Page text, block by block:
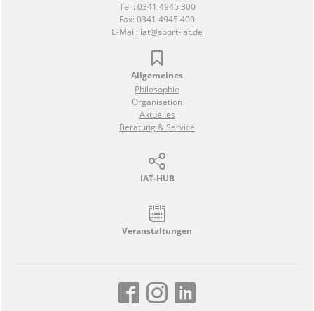
Tel.: 0341 4945 300
Fax: 0341 4945 400
E-Mail: iat@sport-iat.de
Allgemeines
Philosophie
Organisation
Aktuelles
Beratung & Service
IAT-HUB
Veranstaltungen